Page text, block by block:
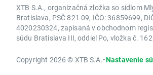
XTB S.A., organizačná zložka so sídlom
Bratislava, PSČ 821 09, IČO: 36859699,
4020230324, zapísaná v obchodnom
súdu Bratislava III, oddiel Po, vložka č.
Copyright 2026 © XTB S.A.•Nastavenie